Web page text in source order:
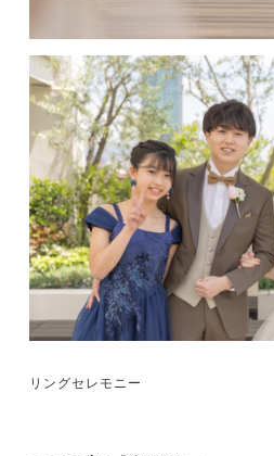
リングセレモニー